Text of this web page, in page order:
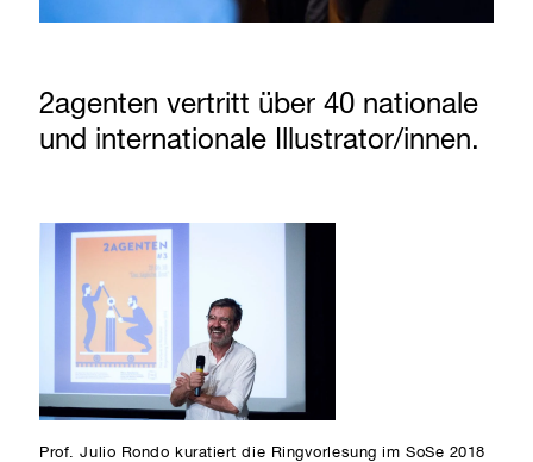
2agenten vertritt über 40 nationale
und internationale Illustrator/innen.
Prof. Julio Rondo kuratiert die Ringvorlesung im SoSe 2018